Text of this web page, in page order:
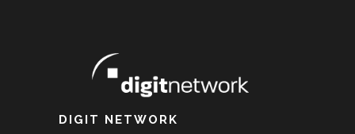
DIGIT NETWORK